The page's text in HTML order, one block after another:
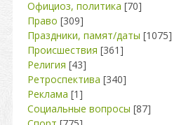
Официоз, политика [70]
Право [309]
Праздники, памят/даты [1075]
Происшествия [361]
Религия [43]
Ретроспектива [340]
Реклама [1]
Социальные вопросы [87]